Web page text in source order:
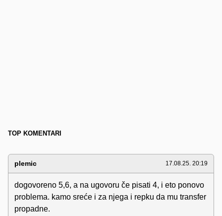
TOP KOMENTARI
plemic 17.08.25. 20:19
dogovoreno 5,6, a na ugovoru če pisati 4, i eto ponovo
problema. kamo sreće i za njega i repku da mu transfer
propadne.